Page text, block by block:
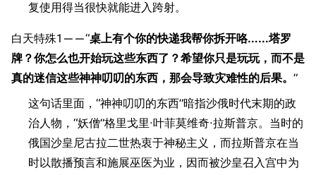
复使用得当很快就能进入跨射。
白天特殊1——“桌上有个你的快递我帮你拆开咯……塔罗
牌？你怎么也开始玩这些东西了？希望你只是玩玩，而不是
真的迷信这些神神叨叨的东西，那会导致灾难性的后果。 ”
这句话里面，“神神叨叨的东西”暗指沙俄时代末期的政
治人物，“妖僧”格里戈里·叶菲莫维奇·拉斯普京。当时的
俄国沙皇尼古拉二世热衷于神秘主义，而拉斯普京在当
时以散播预言和施展巫医为业，因而被沙皇召入宫中为